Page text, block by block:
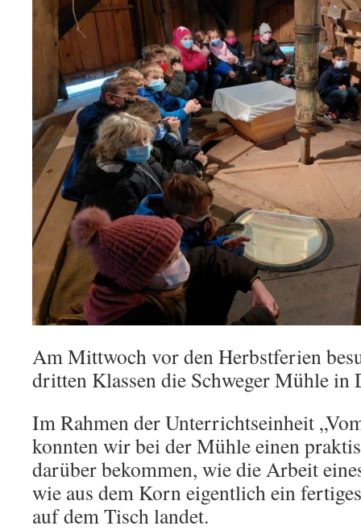
Am Mittwoch vor den Herbstferien
dritten Klassen die Schweger Mühle in
Im Rahmen der Unterrichtseinheit
konnten wir bei der Mühle einen
darüber bekommen, wie die Arbeit
wie aus dem Korn eigentlich ein
auf dem Tisch landet.